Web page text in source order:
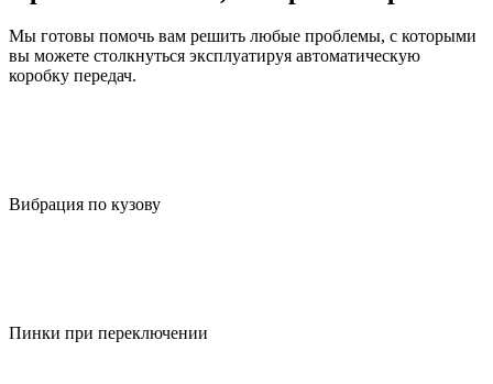
Мы готовы помочь вам решить любые проблемы, с которыми
вы можете столкнуться эксплуатируя автоматическую
коробку передач.
Вибрация по кузову
Пинки при переключении